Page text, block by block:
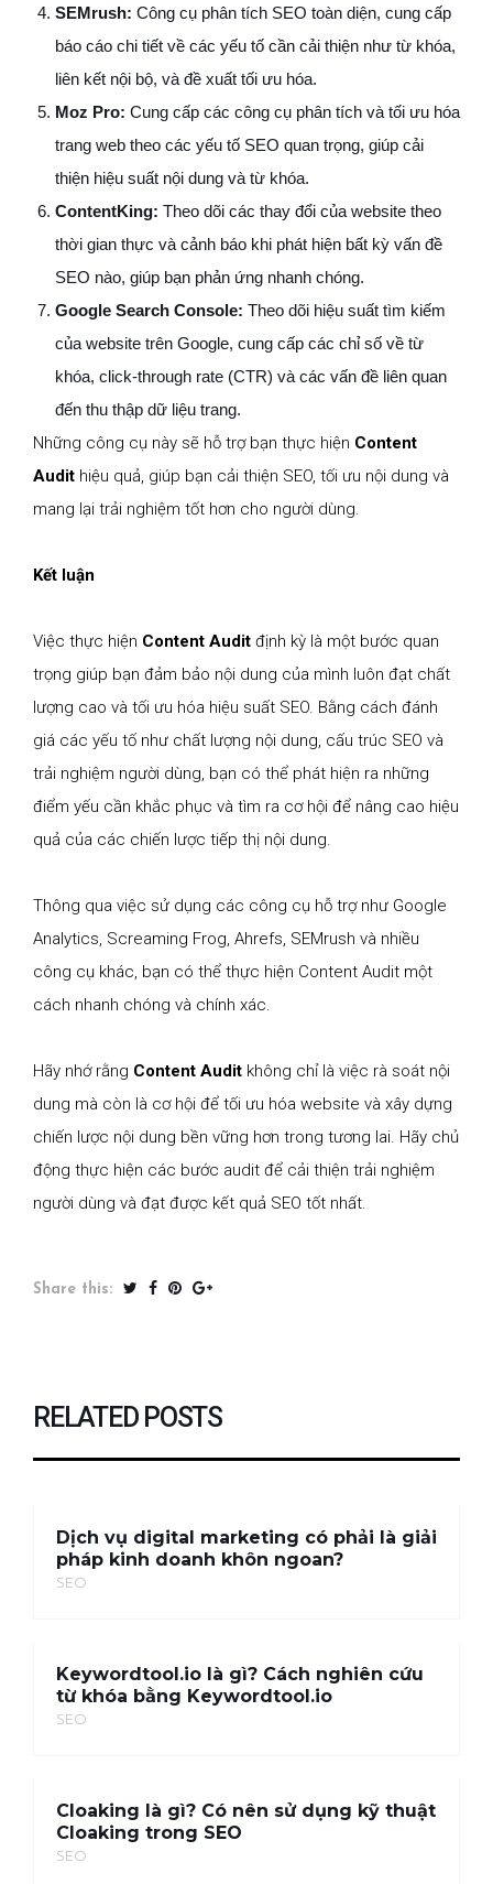
SEMrush: Công cụ phân tích SEO toàn diện, cung cấp
báo cáo chi tiết về các yếu tố cần cải thiện như từ khóa,
liên kết nội bộ, và đề xuất tối ưu hóa.
Moz Pro: Cung cấp các công cụ phân tích và tối ưu hóa
trang web theo các yếu tố SEO quan trọng, giúp cải
thiện hiệu suất nội dung và từ khóa.
ContentKing: Theo dõi các thay đổi của website theo
thời gian thực và cảnh báo khi phát hiện bất kỳ vấn đề
SEO nào, giúp bạn phản ứng nhanh chóng.
Google Search Console: Theo dõi hiệu suất tìm kiếm
của website trên Google, cung cấp các chỉ số về từ
khóa, click-through rate (CTR) và các vấn đề liên quan
đến thu thập dữ liệu trang.
Những công cụ này sẽ hỗ trợ bạn thực hiện Content
Audit hiệu quả, giúp bạn cải thiện SEO, tối ưu nội dung và
mang lại trải nghiệm tốt hơn cho người dùng.
Kết luận
Việc thực hiện Content Audit định kỳ là một bước quan
trọng giúp bạn đảm bảo nội dung của mình luôn đạt chất
lượng cao và tối ưu hóa hiệu suất SEO. Bằng cách đánh
giá các yếu tố như chất lượng nội dung, cấu trúc SEO và
trải nghiệm người dùng, bạn có thể phát hiện ra những
điểm yếu cần khắc phục và tìm ra cơ hội để nâng cao hiệu
quả của các chiến lược tiếp thị nội dung.
Thông qua việc sử dụng các công cụ hỗ trợ như Google
Analytics, Screaming Frog, Ahrefs, SEMrush và nhiều
công cụ khác, bạn có thể thực hiện Content Audit một
cách nhanh chóng và chính xác.
Hãy nhớ rằng Content Audit không chỉ là việc rà soát nội
dung mà còn là cơ hội để tối ưu hóa website và xây dựng
chiến lược nội dung bền vững hơn trong tương lai. Hãy chủ
động thực hiện các bước audit để cải thiện trải nghiệm
người dùng và đạt được kết quả SEO tốt nhất.
Share this:
RELATED POSTS
Dịch vụ digital marketing có phải là giải
pháp kinh doanh khôn ngoan?
SEO
Keywordtool.io là gì? Cách nghiên cứu
từ khóa bằng Keywordtool.io
SEO
Cloaking là gì? Có nên sử dụng kỹ thuật
Cloaking trong SEO
SEO